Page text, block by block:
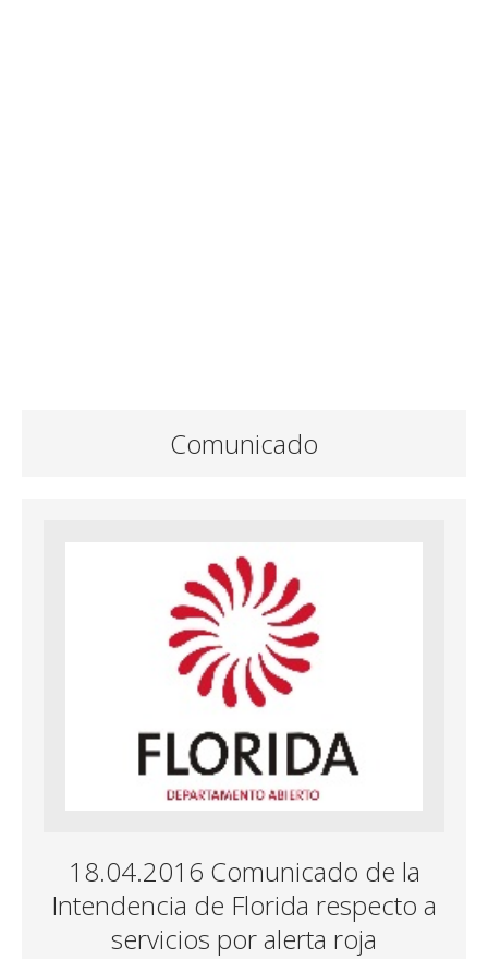
Comunicado
18.04.2016 Comunicado de la
Intendencia de Florida respecto a
servicios por alerta roja